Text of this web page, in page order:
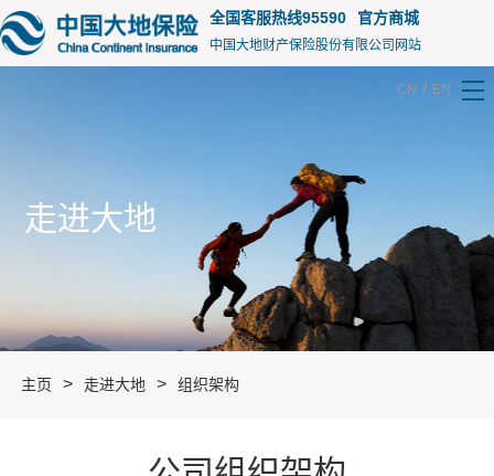
15105 全国客服热线95590 官方商城
中国大地财产保险股份有限公司网站
CN / EN
走进大地
主页 > 走进大地 > 组织架构